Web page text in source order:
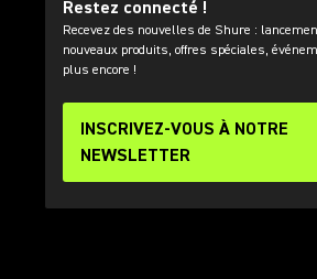
Restez connecté !
Recevez des nouvelles de Shure :
nouveaux produits, offres spéciales,
plus encore !
INSCRIVEZ-VOUS À NOTRE
NEWSLETTER